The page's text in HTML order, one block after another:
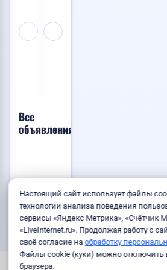
Китая
Договорная
Владивост...
Договорная
1
200
Все
объявления
пока нет.
Страны и города
Настоящий сайт использует файлы
технологии анализа поведения
сервисы «Яндекс Метрика», «Счётчик
«LiveInternet.ru». Продолжая работу с
своё согласие наобработку
Файлы cookie (куки) можно отключить
браузера.